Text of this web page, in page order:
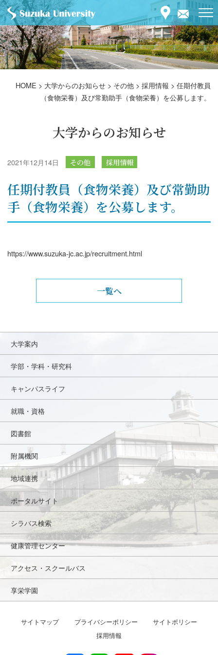
HOME > 大学からのお知らせ > その他 > 採用情報 > 任期付教員
（食物栄養）及び常勤助手（食物栄養）を公募します。
大学からのお知らせ
2021年12月14日 その他 採用情報
任期付教員（食物栄養）及び常勤助
手（食物栄養）を公募します。
https://www.suzuka-jc.ac.jp/recruitment.html
一覧へ
大学案内
学部・学科・研究科
キャンパスライフ
就職・資格
図書館
附属機関
地域連携
ポータルサイト
シラバス検索
健康管理センター
アクセス・スクールバス
享栄学園
サイトマップ プライバシーポリシー
サイトポリシー
採用情報